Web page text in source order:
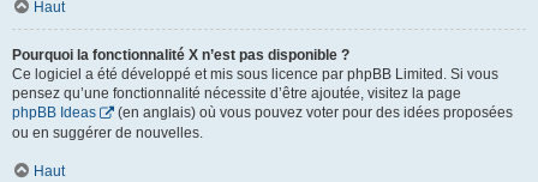
Haut
Pourquoi la fonctionnalité X n’est pas disponible ?
Ce logiciel a été développé et mis sous licence par phpBB Limited. Si vous
pensez qu’une fonctionnalité nécessite d’être ajoutée, visitez la page
phpBB Ideas
(en anglais) où vous pouvez voter pour des idées proposées
ou en suggérer de nouvelles.
Haut